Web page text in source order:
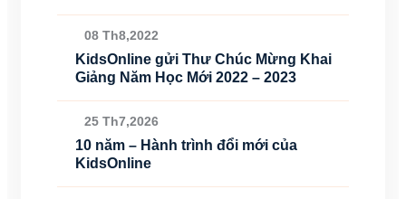
08 Th8,2022
KidsOnline gửi Thư Chúc Mừng Khai
Giảng Năm Học Mới 2022 – 2023
25 Th7,2026
10 năm – Hành trình đổi mới của
KidsOnline